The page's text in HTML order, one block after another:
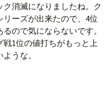
ク消滅になりましたね。ク
リーズが出来たので、4位
ので気にならないです。
戦1位の値打ちがもっと上
うな。